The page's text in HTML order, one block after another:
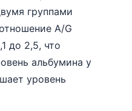
группами
A/G
до 2,5, что
альбумина у
уровень